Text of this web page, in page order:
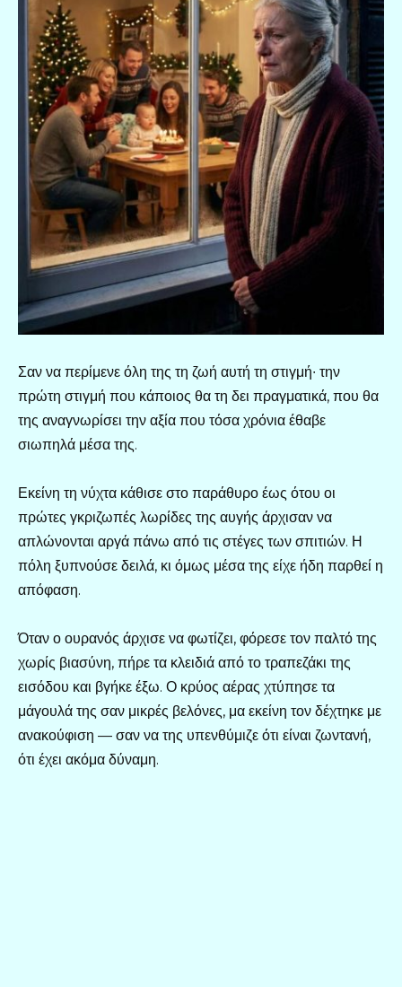
Σαν να περίμενε όλη της τη ζωή αυτή τη στιγμή∙ την
πρώτη στιγμή που κάποιος θα τη δει πραγματικά, που θα
της αναγνωρίσει την αξία που τόσα χρόνια έθαβε
σιωπηλά μέσα της.
Εκείνη τη νύχτα κάθισε στο παράθυρο έως ότου οι
πρώτες γκριζωπές λωρίδες της αυγής άρχισαν να
απλώνονται αργά πάνω από τις στέγες των σπιτιών. Η
πόλη ξυπνούσε δειλά, κι όμως μέσα της είχε ήδη παρθεί η
απόφαση.
Όταν ο ουρανός άρχισε να φωτίζει, φόρεσε τον παλτό της
χωρίς βιασύνη, πήρε τα κλειδιά από το τραπεζάκι της
εισόδου και βγήκε έξω. Ο κρύος αέρας χτύπησε τα
μάγουλά της σαν μικρές βελόνες, μα εκείνη τον δέχτηκε με
ανακούφιση — σαν να της υπενθύμιζε ότι είναι ζωντανή,
ότι έχει ακόμα δύναμη.